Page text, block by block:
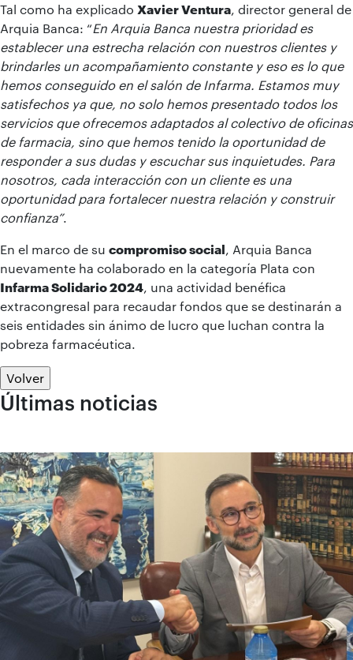
Tal como ha explicado Xavier Ventura , director general de
Arquia Banca: “En Arquia Banca nuestra prioridad es
establecer una estrecha relación con nuestros clientes y
brindarles un acompañamiento constante y eso es lo que
hemos conseguido en el salón de Infarma. Estamos muy
satisfechos ya que, no solo hemos presentado todos los
servicios que ofrecemos adaptados al colectivo de oficinas
de farmacia, sino que hemos tenido la oportunidad de
responder a sus dudas y escuchar sus inquietudes. Para
nosotros, cada interacción con un cliente es una
oportunidad para fortalecer nuestra relación y construir
confianza”.
En el marco de su compromiso social , Arquia Banca
nuevamente ha colaborado en la categoría Plata con
Infarma Solidario 2024 , una actividad benéfica
extracongresal para recaudar fondos que se destinarán a
seis entidades sin ánimo de lucro que luchan contra la
pobreza farmacéutica.
Volver
Últimas noticias